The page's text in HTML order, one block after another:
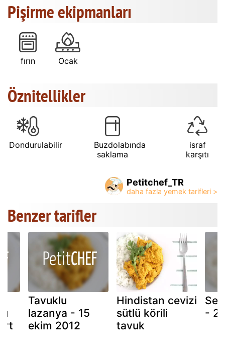
Pişirme ekipmanları
fırın Ocak
Öznitellikler
Dondurulabilir
Buzdolabında
saklama
israf
karşıtı
Petitchef_TR
Benzer tarifler
Tavuklu
lazanya - 15
ekim 2012
Hindistan cevizi
sütlü körili
tavuk
- 2